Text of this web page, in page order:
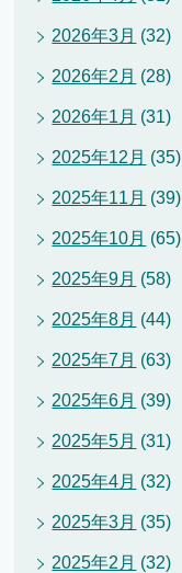
2026年3月 (32)
2026年2月 (28)
2026年1月 (31)
2025年12月 (35)
2025年11月 (39)
2025年10月 (65)
2025年9月 (58)
2025年8月 (44)
2025年7月 (63)
2025年6月 (39)
2025年5月 (31)
2025年4月 (32)
2025年3月 (35)
2025年2月 (32)